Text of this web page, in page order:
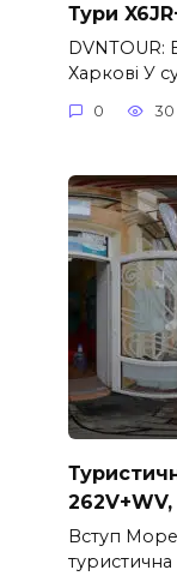
Тури
DVNTOUR:
Харкові У
0 30
262V+WV,
Вступ
туристична